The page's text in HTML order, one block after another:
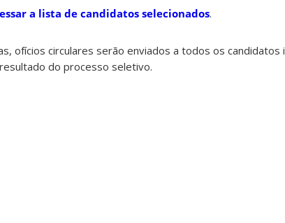
a lista de candidatos selecionados.
ofícios circulares serão enviados a todos os
do processo seletivo.